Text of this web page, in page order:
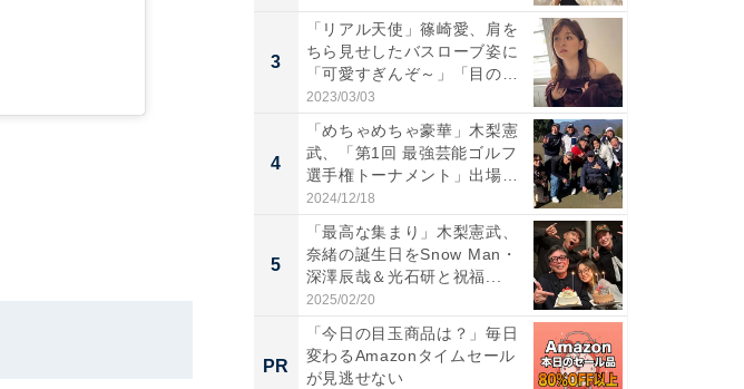
3
「リアル天使」篠崎愛、肩を
ちら見せしたバスローブ姿に
「可愛すぎんぞ～」「目の表
情...
2023/03/03
4
「めちゃめちゃ豪華」木梨憲
武、「第1回 最強芸能ゴルフ
選手権トーナメント」出場
メ...
2024/12/18
5
「最高な集まり」木梨憲武、
奈緒の誕生日をSnow Man・
深澤辰哉＆光石研と祝福...
2025/02/20
PR
「今日の目玉商品は？」毎日
変わるAmazonタイムセール
が見逃せない